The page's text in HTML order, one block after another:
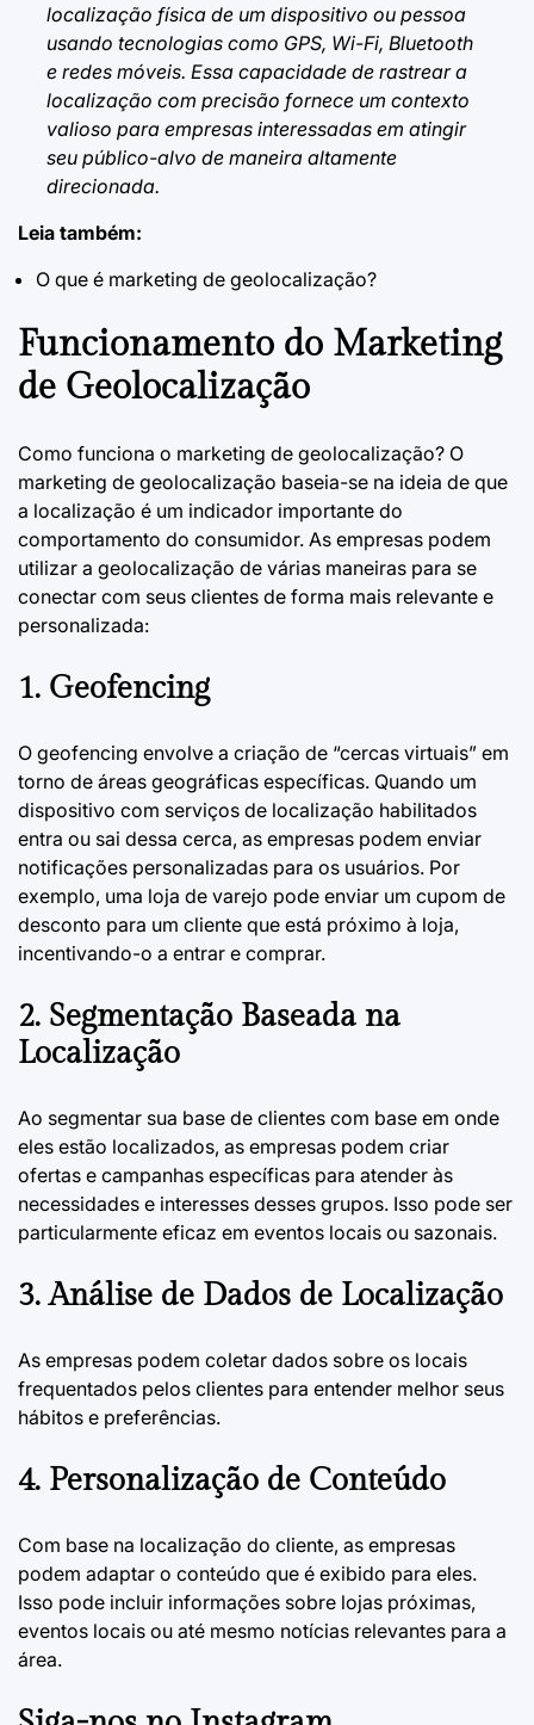
localização física de um dispositivo ou pessoa
usando tecnologias como GPS, Wi-Fi, Bluetooth
e redes móveis. Essa capacidade de rastrear a
localização com precisão fornece um contexto
valioso para empresas interessadas em atingir
seu público-alvo de maneira altamente
direcionada.
Leia também:
O que é marketing de geolocalização?
Funcionamento do Marketing
de Geolocalização
Como funciona o marketing de geolocalização? O
marketing de geolocalização baseia-se na ideia de que
a localização é um indicador importante do
comportamento do consumidor. As empresas podem
utilizar a geolocalização de várias maneiras para se
conectar com seus clientes de forma mais relevante e
personalizada:
1. Geofencing
O geofencing envolve a criação de “cercas virtuais” em
torno de áreas geográficas específicas. Quando um
dispositivo com serviços de localização habilitados
entra ou sai dessa cerca, as empresas podem enviar
notificações personalizadas para os usuários. Por
exemplo, uma loja de varejo pode enviar um cupom de
desconto para um cliente que está próximo à loja,
incentivando-o a entrar e comprar.
2. Segmentação Baseada na
Localização
Ao segmentar sua base de clientes com base em onde
eles estão localizados, as empresas podem criar
ofertas e campanhas específicas para atender às
necessidades e interesses desses grupos. Isso pode ser
particularmente eficaz em eventos locais ou sazonais.
3. Análise de Dados de Localização
As empresas podem coletar dados sobre os locais
frequentados pelos clientes para entender melhor seus
hábitos e preferências.
4. Personalização de Conteúdo
Com base na localização do cliente, as empresas
podem adaptar o conteúdo que é exibido para eles.
Isso pode incluir informações sobre lojas próximas,
eventos locais ou até mesmo notícias relevantes para a
área.